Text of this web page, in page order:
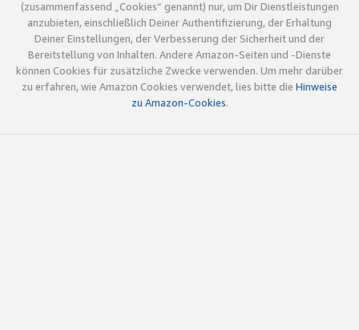
(zusammenfassend „Cookies“ genannt) nur, um Dir Dienstleistungen
anzubieten, einschließlich Deiner Authentifizierung, der Erhaltung
Deiner Einstellungen, der Verbesserung der Sicherheit und der
Bereitstellung von Inhalten. Andere Amazon-Seiten und -Dienste
können Cookies für zusätzliche Zwecke verwenden. Um mehr darüber
zu erfahren, wie Amazon Cookies verwendet, lies bitte die Hinweise
zu Amazon-Cookies.